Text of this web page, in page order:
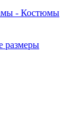
- Костюмы
размеры